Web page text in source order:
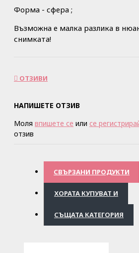
Форма - сфера ;
Възможна е малка разлика в
снимката!
ОТЗИВИ
НАПИШЕТЕ ОТЗИВ
Моля впишете се или се
отзив
СВЪРЗАНИ ПРОДУКТИ
ХОРАТА КУПУВАТ И
СЪЩАТА КАТЕГОРИЯ